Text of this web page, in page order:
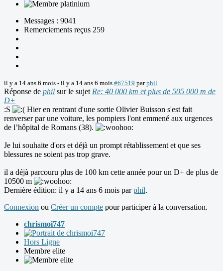
Messages : 9041
Remerciements reçus 259
il y a 14 ans 6 mois - il y a 14 ans 6 mois #67519 parphil
Réponse de phil sur le sujet Re: 40 000 km et plus de 505 000 m de
D+
:S
Hier en rentrant d'une sortie Olivier Buisson s'est fait
renverser par une voiture, les pompiers l'ont emmené aux urgences
de l’hôpital de Romans (38).
Je lui souhaite d'ors et déjà un prompt rétablissement et que ses
blessures ne soient pas trop grave.
il a déjà parcouru plus de 100 km cette année pour un D+ de plus de
10500 m
Dernière édition: il y a 14 ans 6 mois parphil.
Connexion ou Créer un compte pour participer à la conversation.
chrismoi747
Hors Ligne
Membre elite